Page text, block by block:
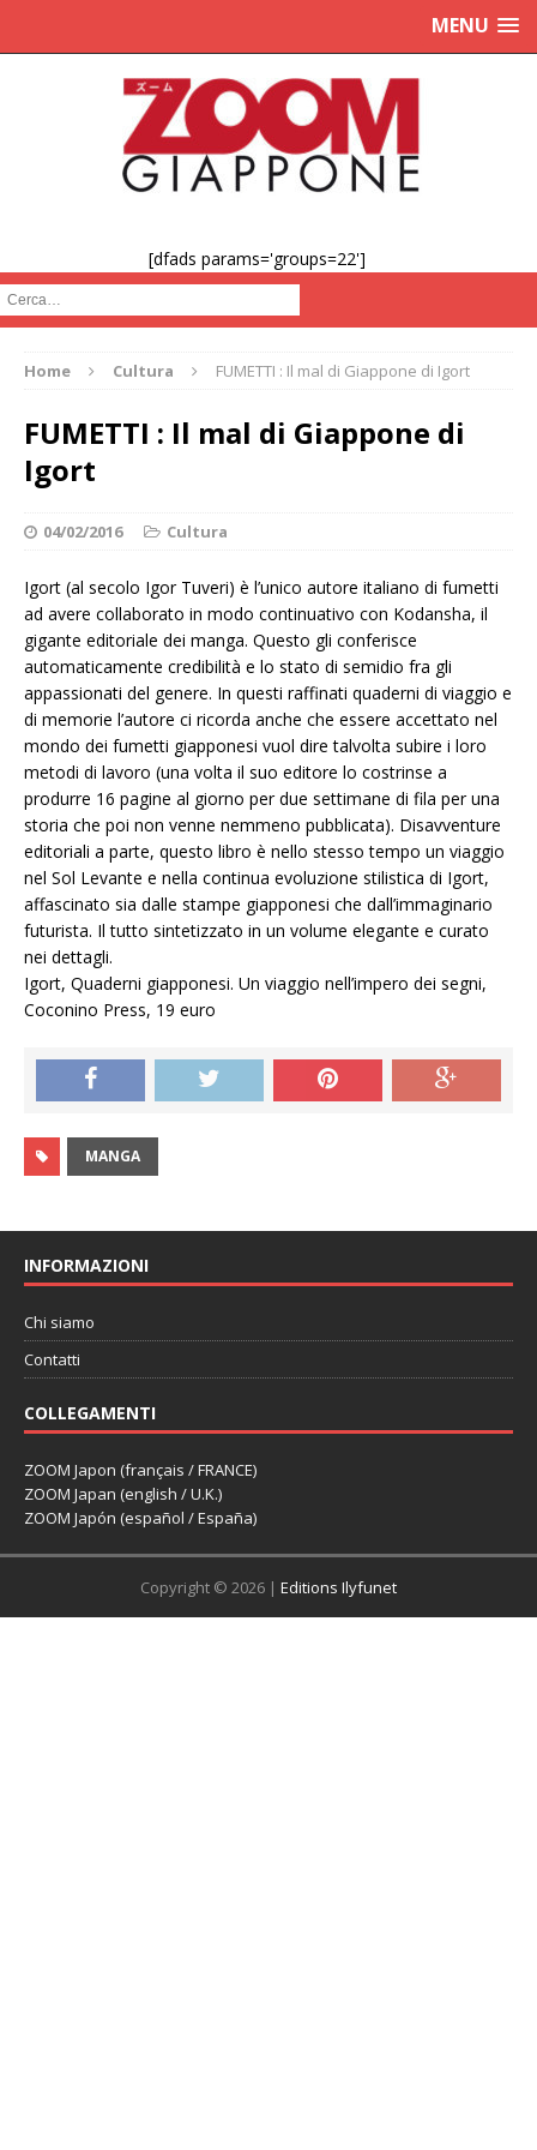
MENU
[dfads params='groups=22']
Cerca :
Home Cultura FUMETTI : Il mal di Giappone di Igort
FUMETTI : Il mal di Giappone di
Igort
04/02/2016 Cultura
Igort (al secolo Igor Tuveri) è l’unico autore italiano di fumetti
ad avere collaborato in modo continuativo con Kodansha, il
gigante editoriale dei manga. Questo gli conferisce
automaticamente credibilità e lo stato di semidio fra gli
appassionati del genere. In questi raffinati quaderni di viaggio e
di memorie l’autore ci ricorda anche che essere accettato nel
mondo dei fumetti giapponesi vuol dire talvolta subire i loro
metodi di lavoro (una volta il suo editore lo costrinse a
produrre 16 pagine al giorno per due settimane di fila per una
storia che poi non venne nemmeno pubblicata). Disavventure
editoriali a parte, questo libro è nello stesso tempo un viaggio
nel Sol Levante e nella continua evoluzione stilistica di Igort,
affascinato sia dalle stampe giapponesi che dall’immaginario
futurista. Il tutto sintetizzato in un volume elegante e curato
nei dettagli.
Igort, Quaderni giapponesi. Un viaggio nell’impero dei segni,
Coconino Press, 19 euro
MANGA
INFORMAZIONI
Chi siamo
Contatti
COLLEGAMENTI
ZOOM Japon (français / FRANCE)
ZOOM Japan (english / U.K.)
ZOOM Japón (español / España)
Copyright © 2026 | Editions Ilyfunet